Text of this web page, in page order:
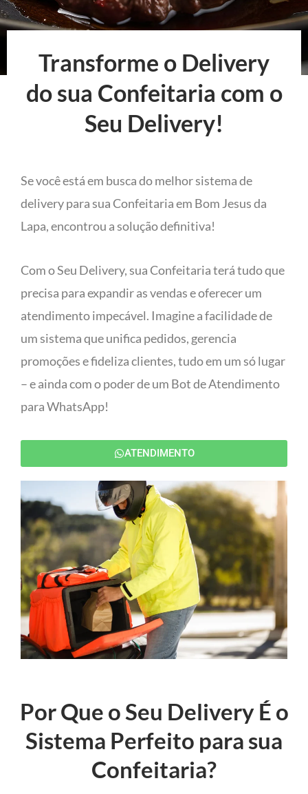
Transforme o Delivery
do sua Confeitaria com o
Seu Delivery!
Se você está em busca do melhor sistema de
delivery para sua Confeitaria em Bom Jesus da
Lapa, encontrou a solução definitiva!
Com o Seu Delivery, sua Confeitaria terá tudo que
precisa para expandir as vendas e oferecer um
atendimento impecável. Imagine a facilidade de
um sistema que unifica pedidos, gerencia
promoções e fideliza clientes, tudo em um só lugar
– e ainda com o poder de um Bot de Atendimento
para WhatsApp!
ATENDIMENTO
Por Que o Seu Delivery É o
Sistema Perfeito para sua
Confeitaria?